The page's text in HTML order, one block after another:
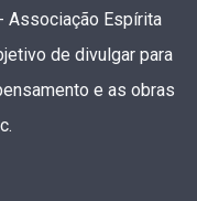
Associação Espírita
de divulgar para
e as obras